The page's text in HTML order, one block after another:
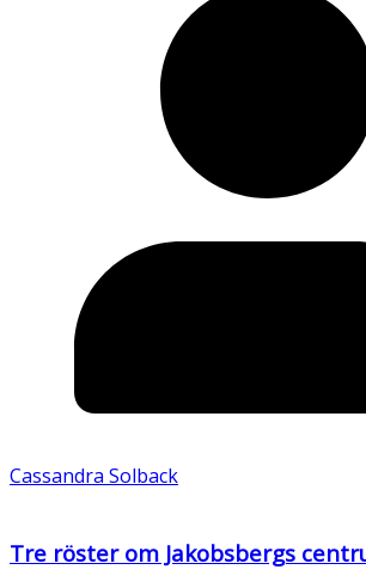
Cassandra Solback
Tre röster om Jakobsbergs